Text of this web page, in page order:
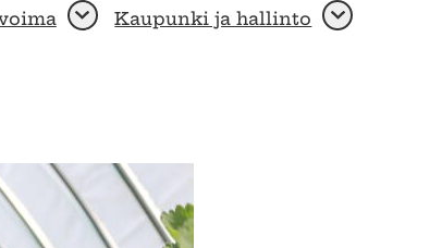
AvaaKaupunki ja hallinto Avaa